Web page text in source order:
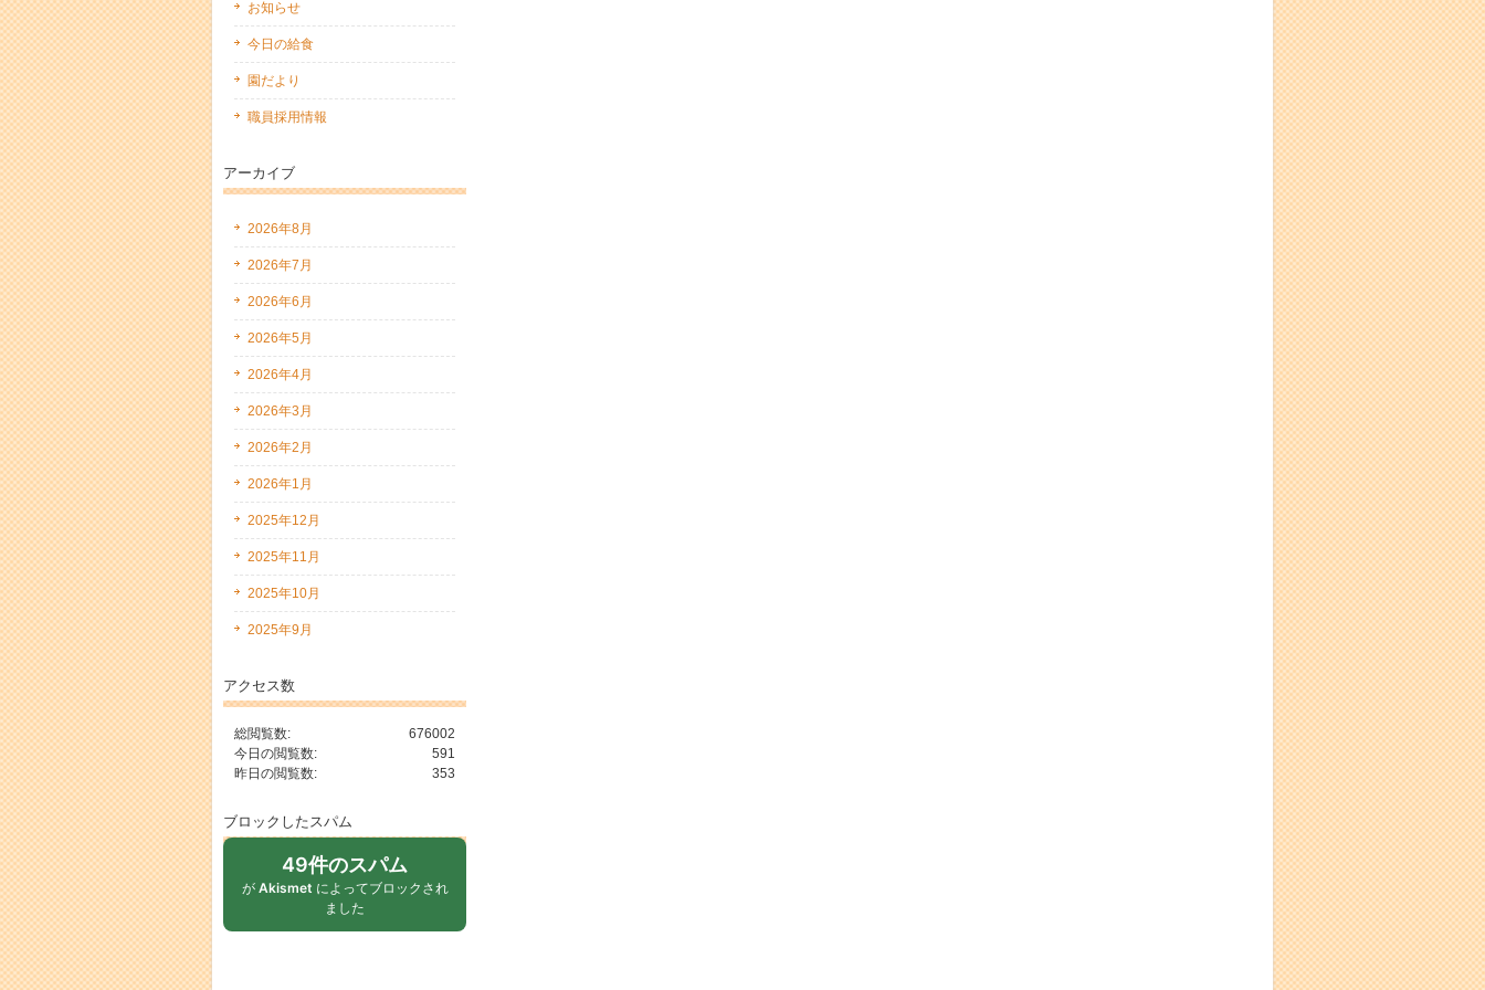
お知らせ
今日の給食
園だより
職員採用情報
アーカイブ
2026年8月
2026年7月
2026年6月
2026年5月
2026年4月
2026年3月
2026年2月
2026年1月
2025年12月
2025年11月
2025年10月
2025年9月
アクセス数
676002
総閲覧数:
591
今日の閲覧数:
353
昨日の閲覧数:
ブロックしたスパム
49件のスパム
が Akismet によってブロックされ
ました